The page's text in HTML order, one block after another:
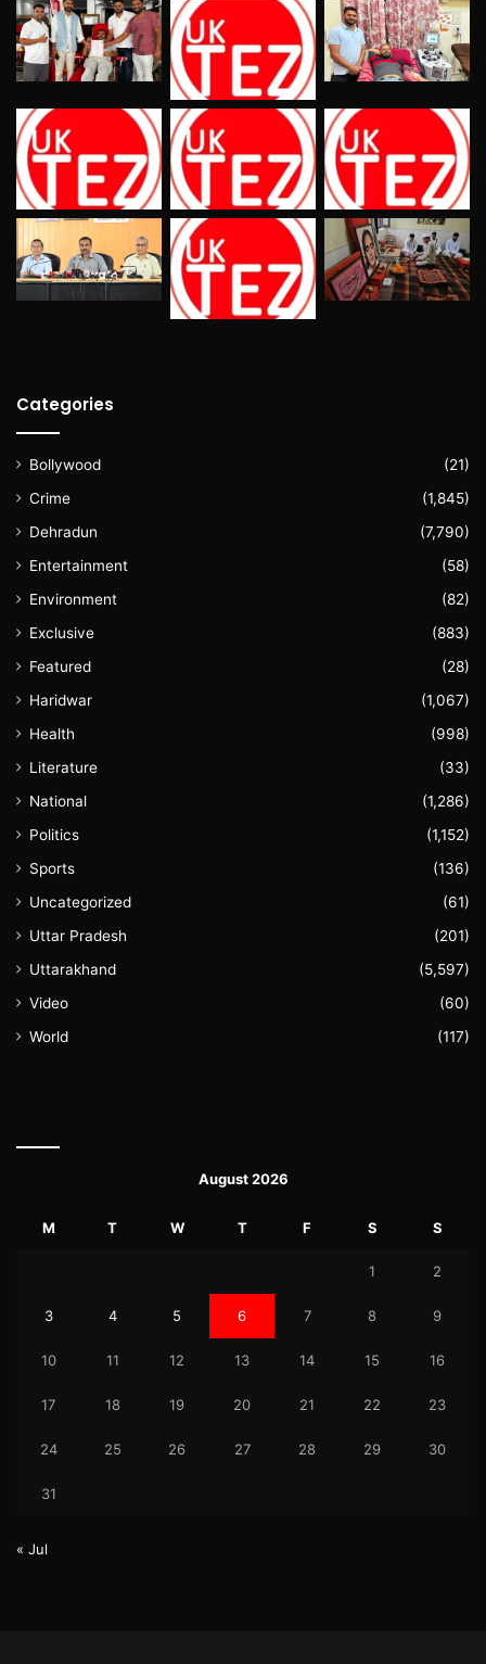
Categories
Bollywood
(21)
Crime
(1,845)
Dehradun
(7,790)
Entertainment
(58)
Environment
(82)
Exclusive
(883)
Featured
(28)
Haridwar
(1,067)
Health
(998)
Literature
(33)
National
(1,286)
Politics
(1,152)
Sports
(136)
Uncategorized
(61)
Uttar Pradesh
(201)
Uttarakhand
(5,597)
Video
(60)
World
(117)
August 2026
M T W T F S S
1 2
3 4 5 6 7 8 9
10 11 12 13 14 15 16
17 18 19 20 21 22 23
24 25 26 27 28 29 30
31
« Jul